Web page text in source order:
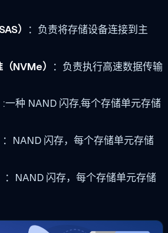
）
：负责将存储设备连接到主
NVMe）
：负责执行高速数据传输
:一种 NAND 闪存,每个存储单元存储
：NAND 闪存，每个存储单元存储
：NAND 闪存，每个存储单元存储